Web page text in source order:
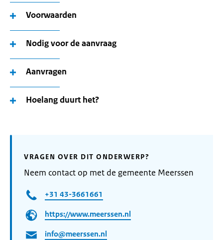
Voorwaarden
Nodig voor de aanvraag
Aanvragen
Hoelang duurt het?
VRAGEN OVER DIT ONDERWERP?
Neem contact op met de gemeente Meerssen
+31 43-3661661
https://www.meerssen.nl
info@meerssen.nl